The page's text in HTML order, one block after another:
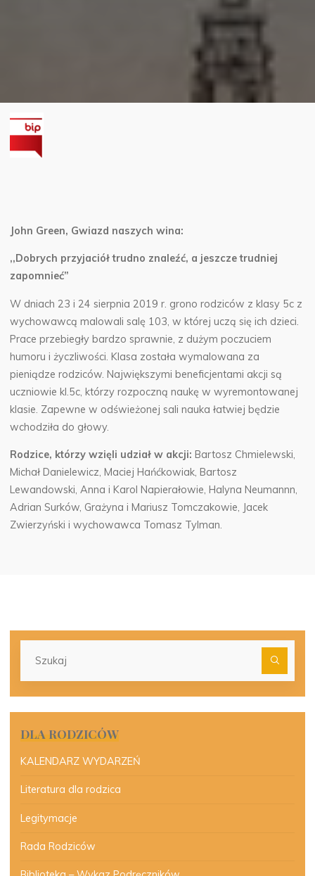
John Green, Gwiazd naszych wina:
,,Dobrych przyjaciół trudno znaleźć, a jeszcze trudniej
zapomnieć”
W dniach 23 i 24 sierpnia 2019 r. grono rodziców z klasy 5c z
wychowawcą malowali salę 103, w której uczą się ich dzieci.
Prace przebiegły bardzo sprawnie, z dużym poczuciem
humoru i życzliwości. Klasa została wymalowana za
pieniądze rodziców. Największymi beneficjentami akcji są
uczniowie kl.5c, którzy rozpoczną naukę w wyremontowanej
klasie. Zapewne w odświeżonej sali nauka łatwiej będzie
wchodziła do głowy.
Rodzice, którzy wzięli udział w akcji: Bartosz Chmielewski,
Michał Danielewicz, Maciej Hańćkowiak, Bartosz
Lewandowski, Anna i Karol Napierałowie, Halyna Neumannn,
Adrian Surków, Grażyna i Mariusz Tomczakowie, Jacek
Zwierzyński i wychowawca Tomasz Tylman.
DLA RODZICÓW
KALENDARZ WYDARZEŃ
Literatura dla rodzica
Legitymacje
Rada Rodziców